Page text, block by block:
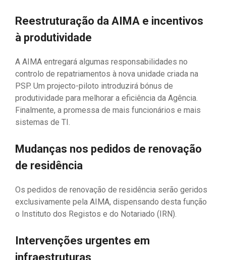
Reestruturação da AIMA e incentivos
à produtividade
A AIMA entregará algumas responsabilidades no
controlo de repatriamentos à nova unidade criada na
PSP. Um projecto-piloto introduzirá bónus de
produtividade para melhorar a eficiência da Agência.
Finalmente, a promessa de mais funcionários e mais
sistemas de TI.
Mudanças nos pedidos de renovação
de residência
Os pedidos de renovação de residência serão geridos
exclusivamente pela AIMA, dispensando desta função
o Instituto dos Registos e do Notariado (IRN).
Intervenções urgentes em
infraestruturas